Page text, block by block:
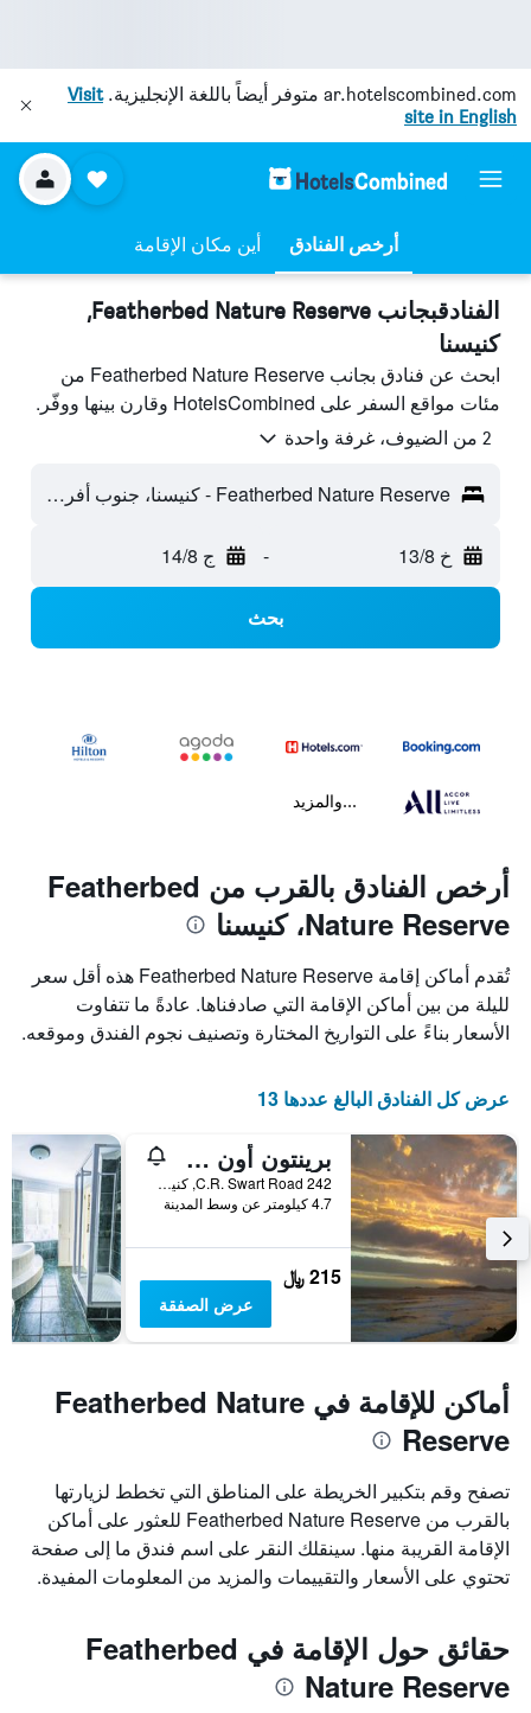
ar.hotelscombined.com متوفر أيضاً باللغة الإنجليزية.Visit
site in English
أرخص الفنادق أين مكان الإقامة
الفنادقبجانب Featherbed Nature Reserve,
كنيسنا
ابحث عن فنادق بجانب Featherbed Nature Reserve من
مئات مواقع السفر على HotelsCombined وقارن بينها ووفّر.
2 من الضيوف، غرفة واحدة
Featherbed Nature Reserve - كنيسنا، جنوب أفريقيا
خ 13/8 - ج 14/8
بحث
...والمزيد
أرخص الفنادق بالقرب من Featherbed
Nature Reserve، كنيسنا
تُقدم أماكن إقامة Featherbed Nature Reserve هذه أقل سعر
لليلة من بين أماكن الإقامة التي صادفناها. عادةً ما تتفاوت
الأسعار بناءً على التواريخ المختارة وتصنيف نجوم الفندق وموقعه.
عرض كل الفنادق البالغ عددها 13
برينتون أون سي كوتيدجيز
242 C.R. Swart Road, كنيسنا, محافظة كيب الغربية, جنوب أفريقيا
4.7 كيلومتر عن وسط المدينة
215 ﷼
عرض الصفقة
أماكن للإقامة في Featherbed Nature
Reserve
تصفح وقم بتكبير الخريطة على المناطق التي تخطط لزيارتها
بالقرب من Featherbed Nature Reserve للعثور على أماكن
الإقامة القريبة منها. سينقلك النقر على اسم فندق ما إلى صفحة
تحتوي على الأسعار والتقييمات والمزيد من المعلومات المفيدة.
حقائق حول الإقامة في Featherbed
Nature Reserve